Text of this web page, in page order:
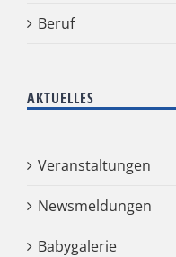
Beruf
AKTUELLES
Veranstaltungen
Newsmeldungen
Babygalerie